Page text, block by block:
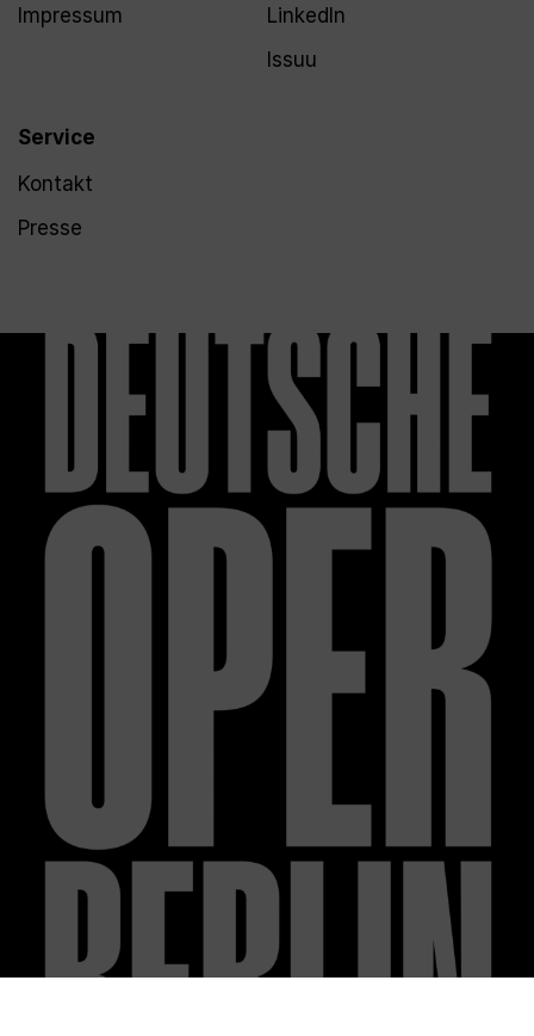
Impressum
Service
Kontakt
Presse
LinkedIn
Issuu